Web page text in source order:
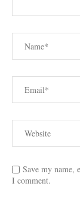
Save my name,
I comment.